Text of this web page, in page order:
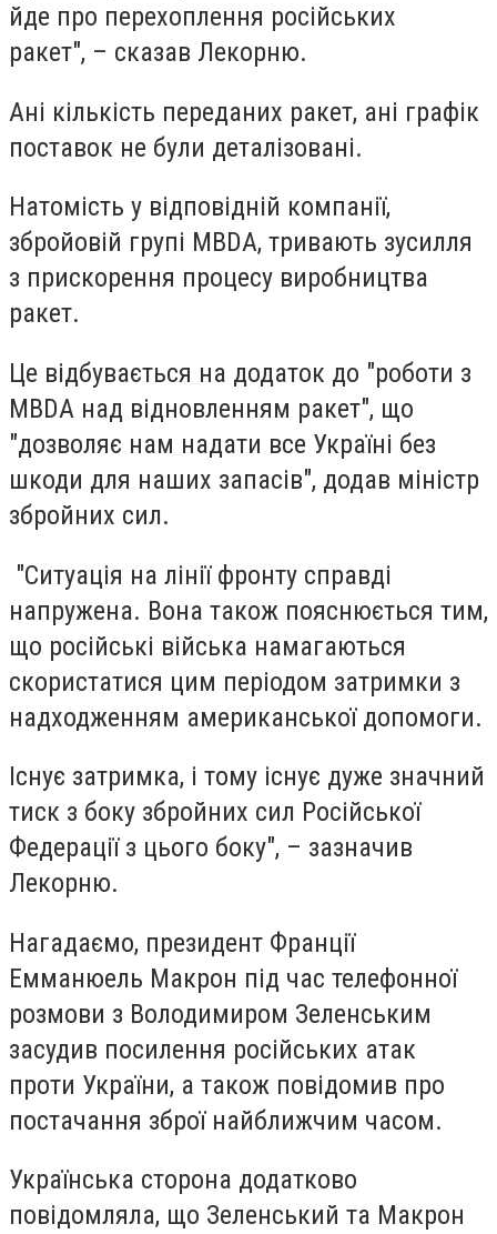
йде про перехоплення російських
ракет", – сказав Лекорню.
Ані кількість переданих ракет, ані графік
поставок не були деталізовані.
Натомість у відповідній компанії,
збройовій групі MBDA, тривають зусилля
з прискорення процесу виробництва
ракет.
Це відбувається на додаток до "роботи з
MBDA над відновленням ракет", що
"дозволяє нам надати все Україні без
шкоди для наших запасів", додав міністр
збройних сил.
"Ситуація на лінії фронту справді
напружена. Вона також пояснюється тим,
що російські війська намагаються
скористатися цим періодом затримки з
надходженням американської допомоги.
Існує затримка, і тому існує дуже значний
тиск з боку збройних сил Російської
Федерації з цього боку", – зазначив
Лекорню.
Нагадаємо, президент Франції
Емманюель Макрон під час телефонної
розмови з Володимиром Зеленським
засудив посилення російських атак
проти України, а також повідомив про
постачання зброї найближчим часом.
Українська сторона додатково
повідомляла, що Зеленський та Макрон